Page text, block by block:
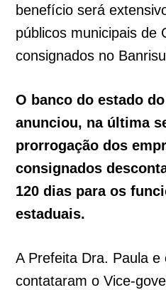
benefício será
públicos municipais de
consignados no
O banco do estado
anunciou, na última
prorrogação dos
consignados
120 dias para os
estaduais.
A Prefeita Dra. Paula e
contataram o Vice-